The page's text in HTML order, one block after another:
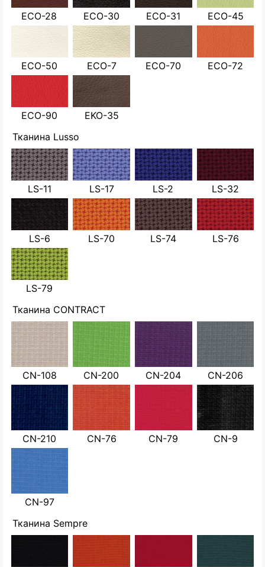
ECO-28 ECO-30 ECO-31 ECO-45
ECO-50 ECO-7 ECO-70 ECO-72
ECO-90
EKO-35
Тканина Lusso
LS-11 LS-17 LS-2 LS-32
LS-6 LS-70 LS-74 LS-76
LS-79
Тканина CONTRACT
CN-108 CN-200 CN-204 CN-206
CN-210 CN-76 CN-79 CN-9
CN-97
Тканина Sempre